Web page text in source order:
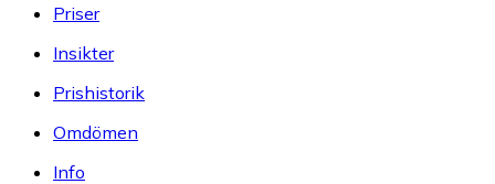
Priser
Insikter
Prishistorik
Omdömen
Info